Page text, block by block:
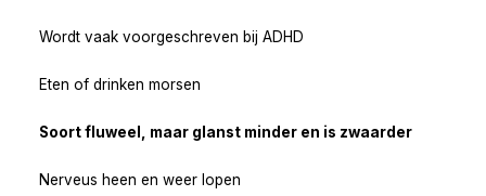
Wordt vaak voorgeschreven bij ADHD
Eten of drinken morsen
Soort fluweel, maar glanst minder en is zwaarder
Nerveus heen en weer lopen